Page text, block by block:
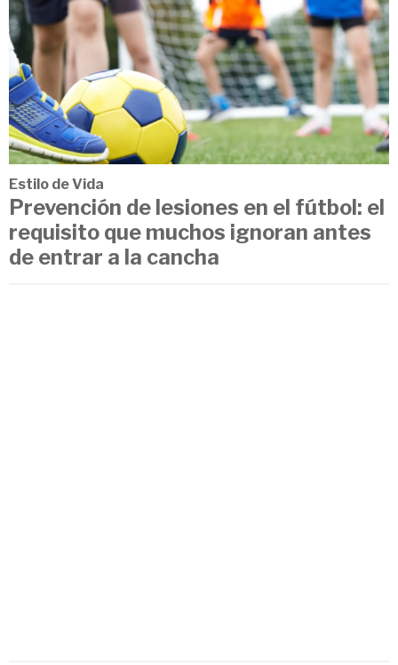
Estilo de Vida
Prevención de lesiones en el fútbol: el
requisito que muchos ignoran antes
de entrar a la cancha